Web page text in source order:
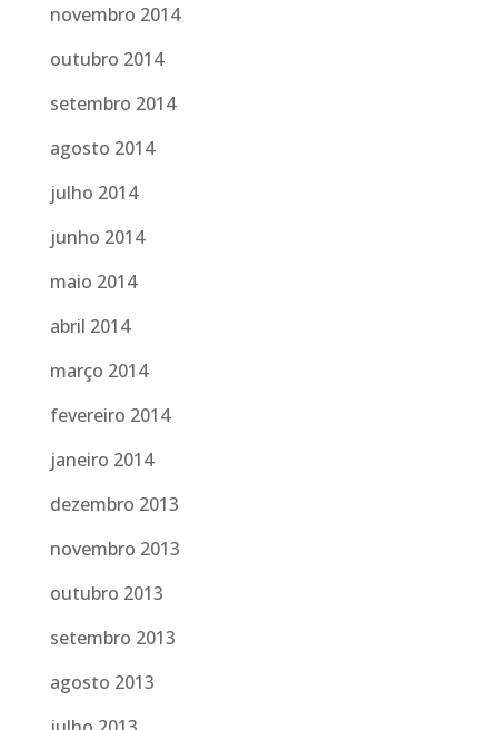
novembro 2014
outubro 2014
setembro 2014
agosto 2014
julho 2014
junho 2014
maio 2014
abril 2014
março 2014
fevereiro 2014
janeiro 2014
dezembro 2013
novembro 2013
outubro 2013
setembro 2013
agosto 2013